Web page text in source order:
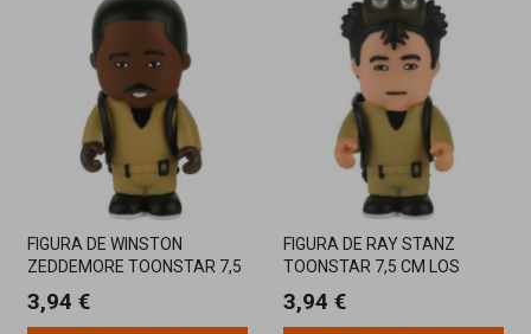
FIGURA DE WINSTON
ZEDDEMORE TOONSTAR 7,5
3,94 €
FIGURA DE RAY STANZ
TOONSTAR 7,5 CM LOS
3,94 €